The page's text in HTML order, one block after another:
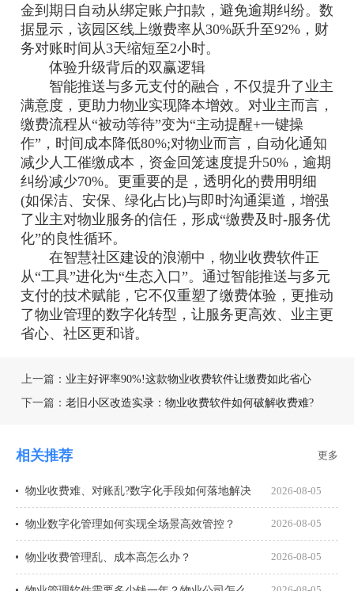
金到期日自动从绑定账户扣款，避免逾期纠纷。数
据显示，该园区线上缴费率从30%跃升至92%，财
务对账时间从3天缩短至2小时。
体验升级背后的双赢逻辑
智能推送与多元支付的融合，不仅提升了业主
满意度，更助力物业实现降本增效。对业主而言，
缴费流程从“被动等待”变为“主动提醒+一键操
作”，时间成本降低80%;对物业而言，自动化通知
减少人工催缴成本，资金回笼速度提升50%，逾期
纠纷减少70%。更重要的是，透明化的费用明细
(如保洁、安保、绿化占比)与即时沟通渠道，增强
了业主对物业服务的信任，形成“缴费及时-服务优
化”的良性循环。
在智慧社区建设的浪潮中，物业收费软件正
从“工具”进化为“生态入口”。通过智能推送与多元
支付的技术赋能，它不仅重塑了缴费体验，更推动
了物业管理的数字化转型，让服务更高效、业主更
省心、社区更和谐。
上一篇： 业主好评率90%!这款物业收费软件让缴费如此省心
下一篇： 老旧小区改造实录：物业收费软件如何破解收费难?
相关推荐 更多
物业收费难、对账乱?数字化手段如何落地解决 2026-08-05
物业数字化管理如何实现全场景高效管控？ 2026-08-05
物业收费管理乱、成本高怎么办？ 2026-08-05